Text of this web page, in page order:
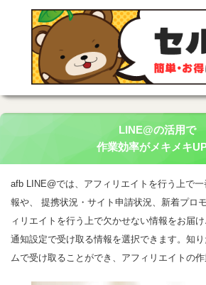
LINE@の活用で
作業効率がメキメキUP
afb LINE@では、アフィリエイトを行う上で
報や、 提携状況・サイト申請状況、新着プロ
ィリエイトを行う上で欠かせない情報をお届け
通知設定で受け取る情報を選択できます。知
ムで受け取ることができ、アフィリエイトの作